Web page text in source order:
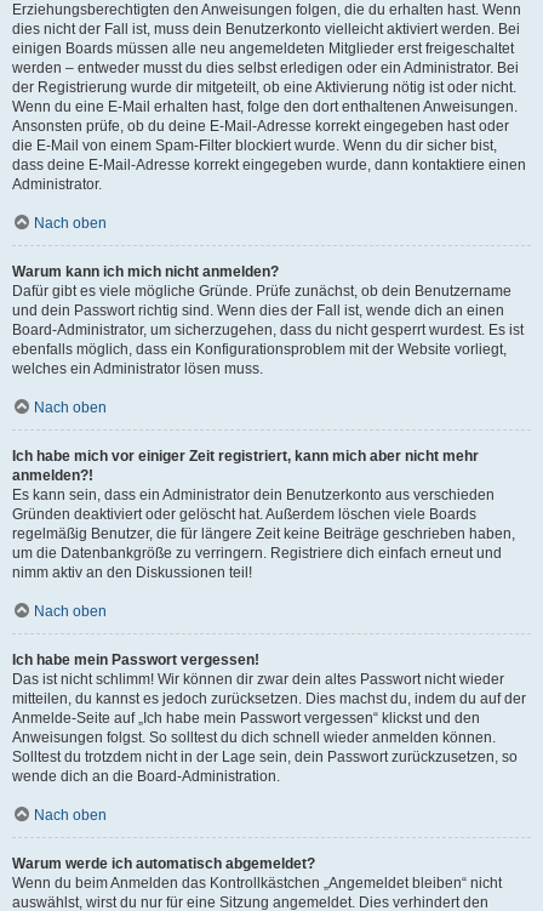
Erziehungsberechtigten den Anweisungen folgen, die du erhalten hast. Wenn
dies nicht der Fall ist, muss dein Benutzerkonto vielleicht aktiviert werden. Bei
einigen Boards müssen alle neu angemeldeten Mitglieder erst freigeschaltet
werden – entweder musst du dies selbst erledigen oder ein Administrator. Bei
der Registrierung wurde dir mitgeteilt, ob eine Aktivierung nötig ist oder nicht.
Wenn du eine E-Mail erhalten hast, folge den dort enthaltenen Anweisungen.
Ansonsten prüfe, ob du deine E-Mail-Adresse korrekt eingegeben hast oder
die E-Mail von einem Spam-Filter blockiert wurde. Wenn du dir sicher bist,
dass deine E-Mail-Adresse korrekt eingegeben wurde, dann kontaktiere einen
Administrator.
Nach oben
Warum kann ich mich nicht anmelden?
Dafür gibt es viele mögliche Gründe. Prüfe zunächst, ob dein Benutzername
und dein Passwort richtig sind. Wenn dies der Fall ist, wende dich an einen
Board-Administrator, um sicherzugehen, dass du nicht gesperrt wurdest. Es ist
ebenfalls möglich, dass ein Konfigurationsproblem mit der Website vorliegt,
welches ein Administrator lösen muss.
Nach oben
Ich habe mich vor einiger Zeit registriert, kann mich aber nicht mehr
anmelden?!
Es kann sein, dass ein Administrator dein Benutzerkonto aus verschieden
Gründen deaktiviert oder gelöscht hat. Außerdem löschen viele Boards
regelmäßig Benutzer, die für längere Zeit keine Beiträge geschrieben haben,
um die Datenbankgröße zu verringern. Registriere dich einfach erneut und
nimm aktiv an den Diskussionen teil!
Nach oben
Ich habe mein Passwort vergessen!
Das ist nicht schlimm! Wir können dir zwar dein altes Passwort nicht wieder
mitteilen, du kannst es jedoch zurücksetzen. Dies machst du, indem du auf der
Anmelde-Seite auf „Ich habe mein Passwort vergessen“ klickst und den
Anweisungen folgst. So solltest du dich schnell wieder anmelden können.
Solltest du trotzdem nicht in der Lage sein, dein Passwort zurückzusetzen, so
wende dich an die Board-Administration.
Nach oben
Warum werde ich automatisch abgemeldet?
Wenn du beim Anmelden das Kontrollkästchen „Angemeldet bleiben“ nicht
auswählst, wirst du nur für eine Sitzung angemeldet. Dies verhindert den